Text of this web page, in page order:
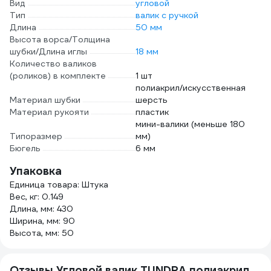
Вид
угловой
Тип
валик с ручкой
Длина
50 мм
Высота ворса/Толщина
шубки/Длина иглы
18 мм
Количество валиков
(роликов) в комплекте
1 шт
Материал шубки
полиакрил/искусственная
шерсть
Материал рукояти
пластик
Типоразмер
мини-валики (меньше 180
мм)
Бюгель
6 мм
Упаковка
Единица товара: Штука
Вес, кг: 0.149
Длина, мм: 430
Ширина, мм: 90
Высота, мм: 50